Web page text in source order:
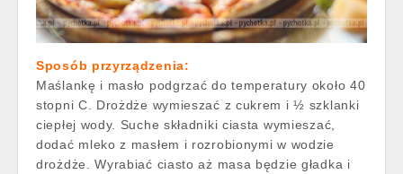
Sposób przyrządzenia:
Maślankę i masło podgrzać do temperatury około 40
stopni C. Drożdże wymieszać z cukrem i ½ szklanki
ciepłej wody. Suche składniki ciasta wymieszać,
dodać mleko z masłem i rozrobionymi w wodzie
drożdże. Wyrabiać ciasto aż masa będzie gładka i